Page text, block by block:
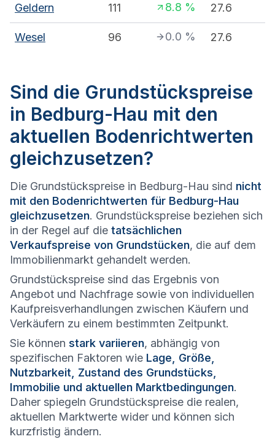
Geldern 111 8.8 % 27.6
Wesel 96 0.0 % 27.6
Sind die Grundstückspreise
in Bedburg-Hau mit den
aktuellen Bodenrichtwerten
gleichzusetzen?
Die Grundstückspreise in Bedburg-Hau sind nicht
mit den Bodenrichtwerten für Bedburg-Hau
gleichzusetzen. Grundstückspreise beziehen sich
in der Regel auf die tatsächlichen
Verkaufspreise von Grundstücken, die auf dem
Immobilienmarkt gehandelt werden.
Grundstückspreise sind das Ergebnis von
Angebot und Nachfrage sowie von individuellen
Kaufpreisverhandlungen zwischen Käufern und
Verkäufern zu einem bestimmten Zeitpunkt.
Sie können stark variieren, abhängig von
spezifischen Faktoren wie Lage, Größe,
Nutzbarkeit, Zustand des Grundstücks,
Immobilie und aktuellen Marktbedingungen.
Daher spiegeln Grundstückspreise die realen,
aktuellen Marktwerte wider und können sich
kurzfristig ändern.